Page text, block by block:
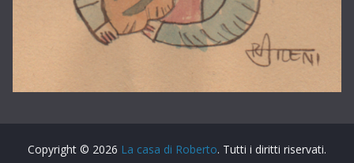
Copyright © 2026 La casa di Roberto. Tutti i diritti riservati.